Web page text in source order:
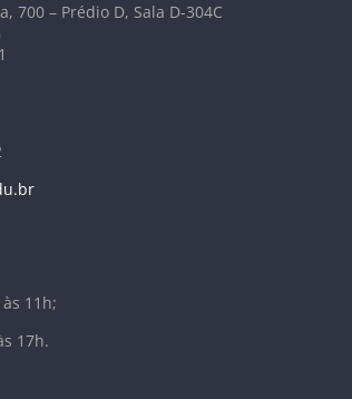
700 – Prédio D, Sala D-304C
11h;
17h.